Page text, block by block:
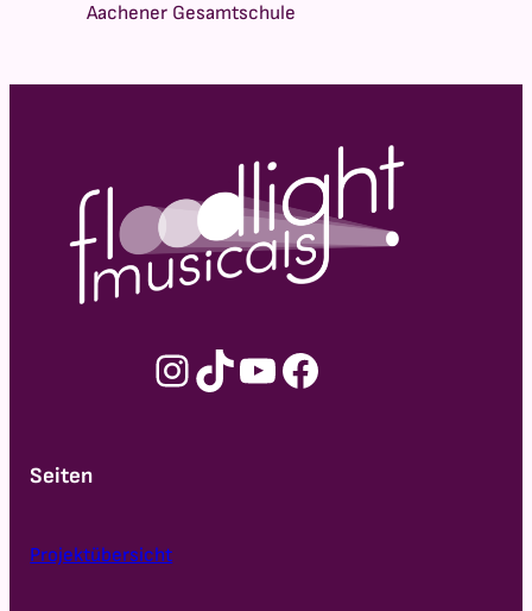
Aachener Gesamtschule
Instagram TikTok YouTube Facebook
Seiten
Projektübersicht